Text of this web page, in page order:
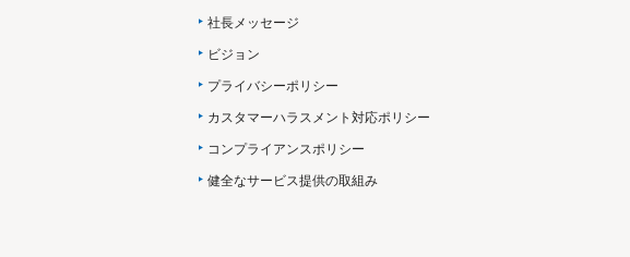
社長メッセージ
ビジョン
プライバシーポリシー
カスタマーハラスメント対応ポリシー
コンプライアンスポリシー
健全なサービス提供の取組み